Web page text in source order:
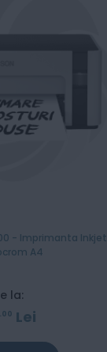
- Imprimanta Inkjet
A4
la:
00 Lei